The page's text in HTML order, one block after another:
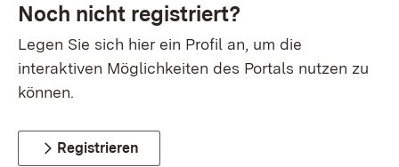
Noch nicht registriert?
Legen Sie sich hier ein Profil an, um die
interaktiven Möglichkeiten des Portals nutzen zu
können.
Registrieren